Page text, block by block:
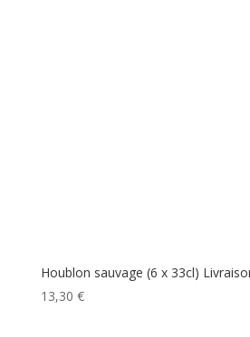
Houblon sauvage (6 x 33cl)
13,30 €